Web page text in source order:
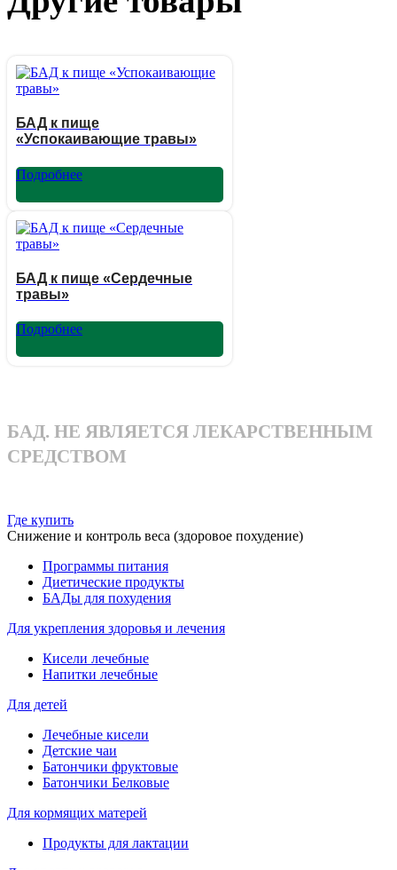
БАД к пище
«Успокаивающие травы»
Подробнее
БАД к пище «Сердечные
травы»
Подробнее
БАД. НЕ ЯВЛЯЕТСЯ ЛЕКАРСТВЕННЫМ
СРЕДСТВОМ
Где купить
Снижение и контроль веса (здоровое похудение)
Программы питания
Диетические продукты
БАДы для похудения
Для укрепления здоровья и лечения
Кисели лечебные
Напитки лечебные
Для детей
Лечебные кисели
Детские чаи
Батончики фруктовые
Батончики Белковые
Для кормящих матерей
Продукты для лактации